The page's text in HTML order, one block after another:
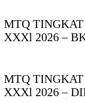
MTQ
XXXl 2026 –
MTQ
XXXl 2026 –